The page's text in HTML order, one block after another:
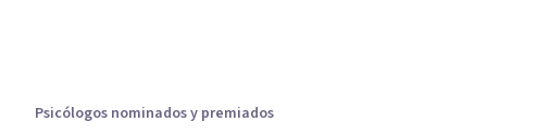
Psicólogos nominados y premiados